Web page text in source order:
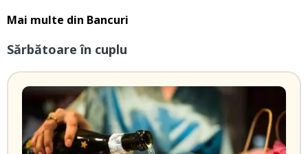
Mai multe din Bancuri
Sărbătoare în cuplu